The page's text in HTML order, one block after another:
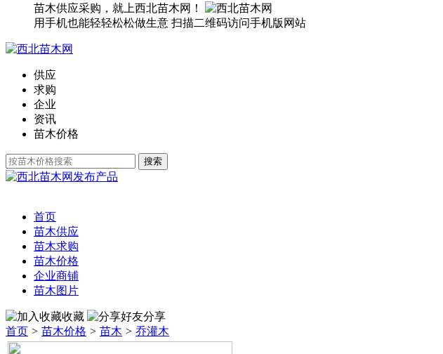
苗木供应采购，就上西北苗木网！
用手机也能轻轻松松做生意 扫描二维码访问手机版网站
供应
求购
企业
资讯
苗木价格
发布产品
首页
苗木供应
苗木求购
苗木价格
企业商铺
苗木图片
收藏
分享
首页 > 苗木价格 > 苗木 > 乔灌木